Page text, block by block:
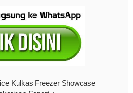
Kulkas Freezer Showcase